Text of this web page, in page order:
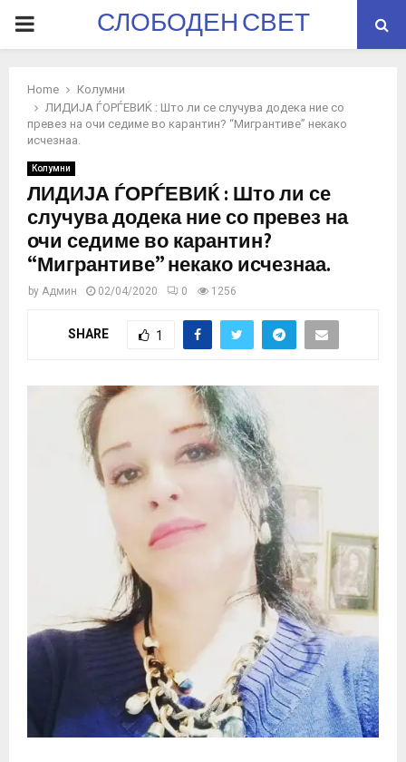
PRIMARYСЛОБОДЕН СВЕТ
Home
Колумни
ЛИДИЈА ЃОРЃЕВИЌ : Што ли се случува додека ние со
превез на очи седиме во карантин? “Мигрантиве” некако
исчезнаа.
Колумни
ЛИДИЈА ЃОРЃЕВИЌ : Што ли се
случува додека ние со превез на
очи седиме во карантин?
“Мигрантиве” некако исчезнаа.
by Админ 02/04/2020 0 1256
SHARE 1